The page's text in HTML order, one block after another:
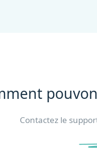
Contactez le